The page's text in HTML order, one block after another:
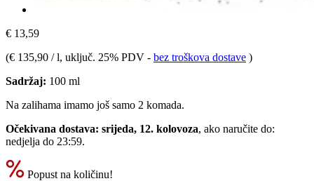
€ 13,59
(€ 135,90 / l, uključ. 25% PDV - bez troškova dostave )
Sadržaj: 100 ml
Na zalihama imamo još samo 2 komada.
Očekivana dostava: srijeda, 12. kolovoza, ako naručite do:
nedjelja do 23:59.
Popust na količinu!